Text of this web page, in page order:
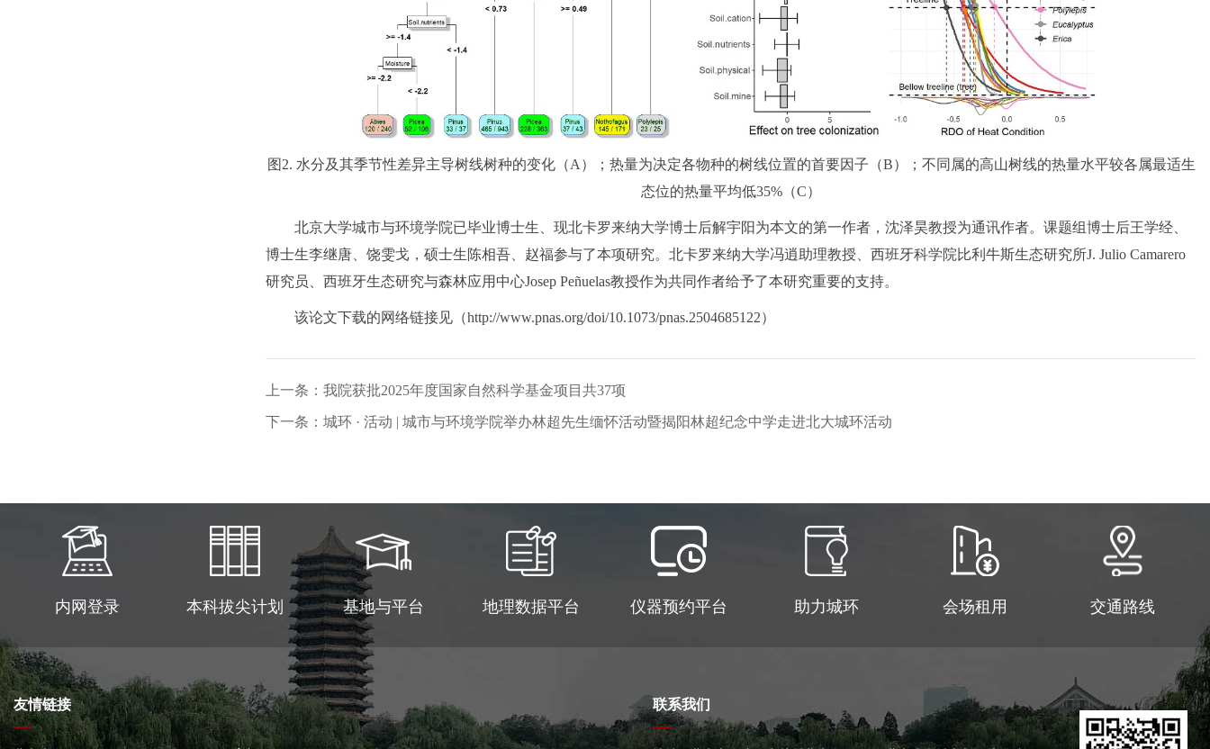
图2. 水分及其季节性差异主导树线树种的变化（A）；热量为决定各物种的树线位置的首要因子（B）；不同属的高山树线的热量水平较各属最适生
态位的热量平均低35%（C）
北京大学城市与环境学院已毕业博士生、现北卡罗来纳大学博士后解宇阳为本文的第一作者，沈泽昊教授为通讯作者。课题组博士后王学经、
博士生李继唐、饶雯戈，硕士生陈相吾、赵福参与了本项研究。北卡罗来纳大学冯逍助理教授、西班牙科学院比利牛斯生态研究所J. Julio Camarero
研究员、西班牙生态研究与森林应用中心Josep Peñuelas教授作为共同作者给予了本研究重要的支持。
该论文下载的网络链接见（http://www.pnas.org/doi/10.1073/pnas.2504685122）
上一条：我院获批2025年度国家自然科学基金项目共37项
下一条：城环 · 活动 | 城市与环境学院举办林超先生缅怀活动暨揭阳林超纪念中学走进北大城环活动
内网登录 本科拔尖计划 基地与平台 地理数据平台 仪器预约平台 助力城环 会场租用 交通路线
友情链接 联系我们